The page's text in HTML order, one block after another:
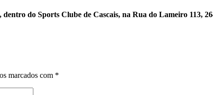
do Sports Clube de Cascais, na Rua do Lameiro 113,
marcados com *